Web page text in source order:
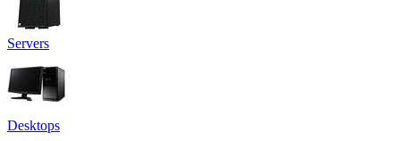
Servers
Desktops